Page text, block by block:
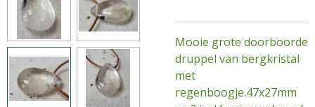
Mooie grote doorboorde
druppel van bergkristal
met
regenboogje.47x27mm